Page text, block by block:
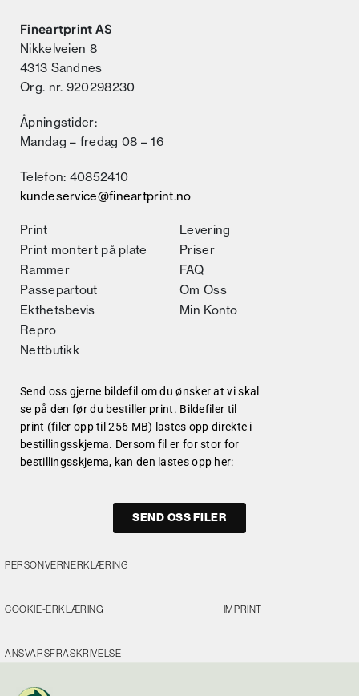
Fineartprint AS
Nikkelveien 8
4313 Sandnes
Org. nr. 920298230
Åpningstider:
Mandag – fredag 08 – 16
Telefon: 40852410
kundeservice@fineartprint.no
Print
Print montert på plate
Rammer
Passepartout
Ekthetsbevis
Repro
Nettbutikk
Levering
Priser
FAQ
Om Oss
Min Konto
Send oss gjerne bildefil om du ønsker at vi skal
se på den før du bestiller print. Bildefiler til
print (filer opp til 256 MB) lastes opp direkte i
bestillingsskjema. Dersom fil er for stor for
bestillingsskjema, kan den lastes opp her:
SEND OSS FILER
PERSONVERNERKLÆRING
COOKIE-ERKLÆRING IMPRINT
ANSVARSFRASKRIVELSE